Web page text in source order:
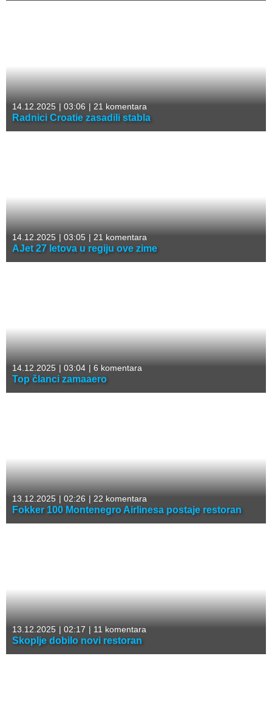
14.12.2025 | 03:06 | 21 komentara
Radnici Croatie zasadili stabla
14.12.2025 | 03:05 | 21 komentara
AJet 27 letova u regiju ove zime
14.12.2025 | 03:04 | 6 komentara
Top članci zamaaero
13.12.2025 | 02:26 | 22 komentara
Fokker 100 Montenegro Airlinesa postaje restoran
13.12.2025 | 02:17 | 11 komentara
Skoplje dobilo novi restoran